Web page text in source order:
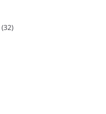
(32)